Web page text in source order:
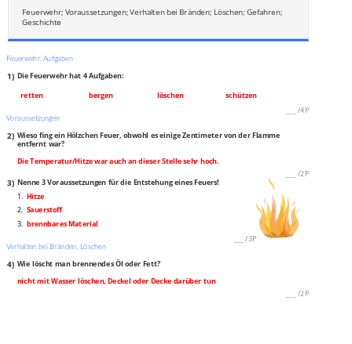
Feuerwehr; Voraussetzungen; Verhalten bei Bränden; Löschen; Gefahren;
Geschichte
Feuerwehr, Aufgaben
1) Die Feuerwehr hat 4 Aufgaben:
retten bergen löschen
schützen
/4P
Voraussetzungen
2) Wieso fing ein Hölzchen Feuer, obwohl es einige Zentimeter von der Flamme
entfernt war?
Die Temperatur/Hitze war auch an dieser Stelle sehr hoch.
/2P
3) Nenne 3 Voraussetzungen für die Entstehung eines Feuers!
1. Hitze
2. Sauerstoff
3. brennbares Material
/3P
Verhalten bei Bränden, Löschen
4) Wie löscht man brennendes Öl oder Fett?
nicht mit Wasser löschen, Deckel oder Decke darüber tun
/2P